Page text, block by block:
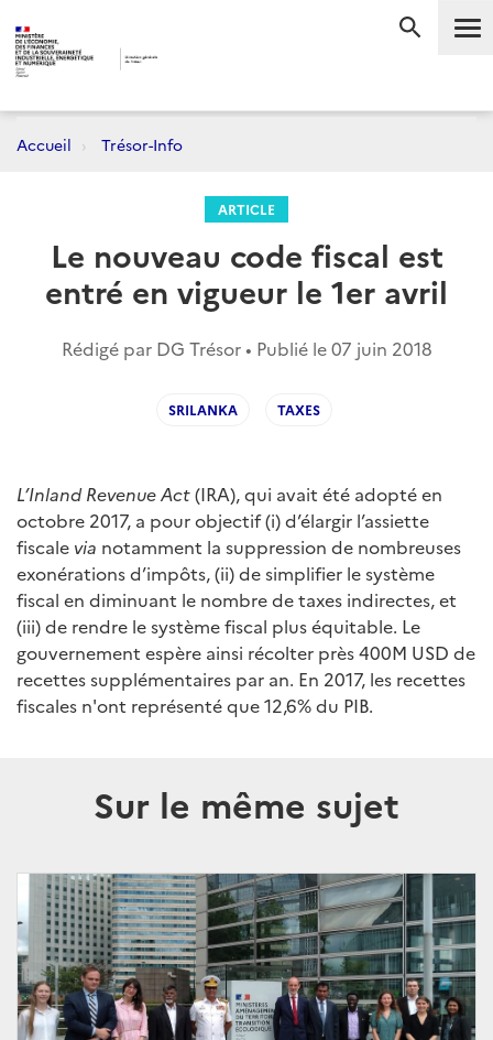
Accueil Trésor-Info
ARTICLE
Le nouveau code fiscal est
entré en vigueur le 1er avril
Rédigé par DG Trésor • Publié le07 juin 2018
SRILANKA TAXES
L’Inland Revenue Act(IRA), qui avait été adopté en
octobre 2017, a pour objectif (i) d’élargir l’assiette
fiscale via notamment la suppression de nombreuses
exonérations d’impôts, (ii) de simplifier le système
fiscal en diminuant le nombre de taxes indirectes, et
(iii) de rendre le système fiscal plus équitable. Le
gouvernement espère ainsi récolter près 400M USD de
recettes supplémentaires par an. En 2017, les recettes
fiscales n'ont représenté que 12,6% du PIB.
Sur le même sujet